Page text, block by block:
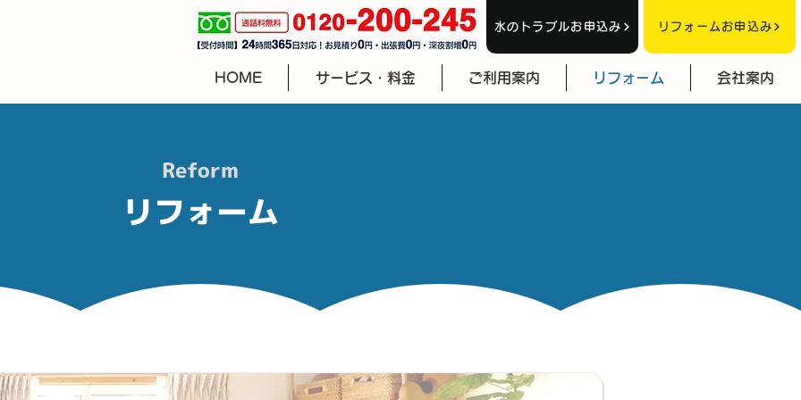
水のトラブルお申込み リフォームお申込み
HOME サービス・料金 ご利用案内 リフォーム 会社案内
Reform
リフォーム